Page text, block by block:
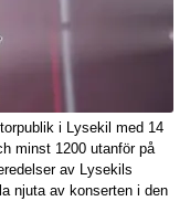
i Lysekil med 14
minst 1200 utanför på
av Lysekils
njuta av konserten i den